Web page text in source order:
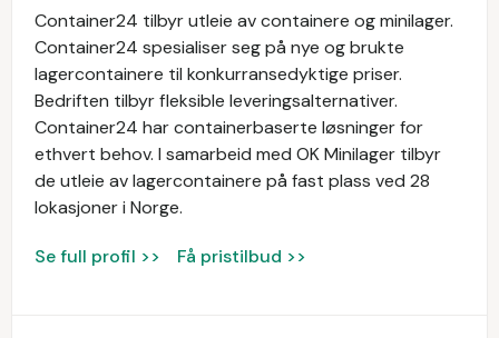
Container24 tilbyr utleie av containere og minilager.
Container24 spesialiser seg på nye og brukte
lagercontainere til konkurransedyktige priser.
Bedriften tilbyr fleksible leveringsalternativer.
Container24 har containerbaserte løsninger for
ethvert behov. I samarbeid med OK Minilager tilbyr
de utleie av lagercontainere på fast plass ved 28
lokasjoner i Norge.
Se full profil >> Få pristilbud >>